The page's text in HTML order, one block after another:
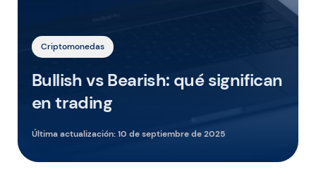
Criptomonedas
Bullish vs Bearish: qué significan
en trading
Última actualización:10 de septiembre de 2025